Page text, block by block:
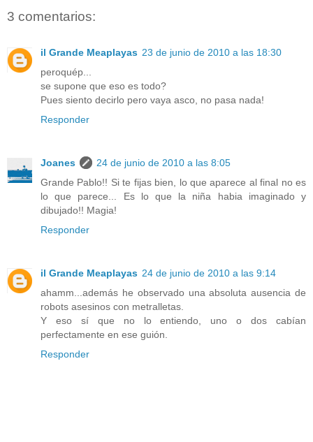
3 comentarios:
il Grande Meaplayas 23 de junio de 2010 a las 18:30
peroquép...
se supone que eso es todo?
Pues siento decirlo pero vaya asco, no pasa nada!
Responder
Joanes
24 de junio de 2010 a las 8:05
Grande Pablo!! Si te fijas bien, lo que aparece al final no es
lo que parece... Es lo que la niña habia imaginado y
dibujado!! Magia!
Responder
il Grande Meaplayas 24 de junio de 2010 a las 9:14
ahamm...además he observado una absoluta ausencia de
robots asesinos con metralletas.
Y eso sí que no lo entiendo, uno o dos cabían
perfectamente en ese guión.
Responder